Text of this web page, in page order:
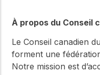
À propos du Conseil
Le Conseil canadien
forment une
Notre mission est